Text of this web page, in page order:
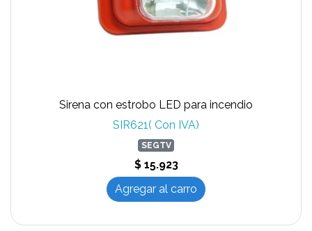
Sirena con estrobo LED para incendio
SIR621( Con IVA)
SEGTV
$ 15.923
Agregar al carro